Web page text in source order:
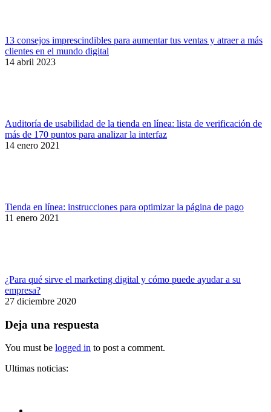
13 consejos imprescindibles para aumentar tus ventas y atraer a más
clientes en el mundo digital
14 abril 2023
Auditoría de usabilidad de la tienda en línea: lista de verificación de
más de 170 puntos para analizar la interfaz
14 enero 2021
Tienda en línea: instrucciones para optimizar la página de pago
11 enero 2021
¿Para qué sirve el marketing digital y cómo puede ayudar a su
empresa?
27 diciembre 2020
Deja una respuesta
You must be logged in to post a comment.
Ultimas noticias: